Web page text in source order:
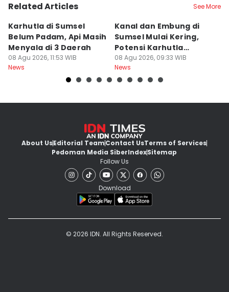
Related Articles See More
Karhutla di Sumsel
Belum Padam, Api Masih
Menyala di 3 Daerah
08 Agu 2026, 11:53 WIB
News
Kanal dan Embung di
Sumsel Mulai Kering,
Potensi Karhutla
Meningkat
08 Agu 2026, 09:33 WIB
News
About UsEditorial TeamContact UsTerms of Services
Pedoman Media SiberIndexSitemap
Follow Us
Download
© 2026 IDN. All Rights Reserved.